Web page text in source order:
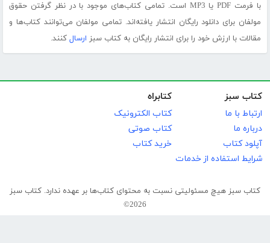
با فرمت PDF یا MP3 است. تمامی کتاب‌های موجود با در نظر گرفتن حقوق
مولفان برای دانلود رایگان انتشار یافته‌اند. تمامی مولفان می‌توانند کتاب‌ها و
مقالات با ارزش خود را برای انتشار رایگان به کتاب سبز ارسال کنند.
کتاب سبز
ارتباط با ما
درباره ما
آپلود کتاب
شرایط استفاده از خدمات
کتابراه
کتاب الکترونیک
کتاب صوتی
خرید کتاب
کتاب سبز هیچ مسئولیتی نسبت به محتوای کتاب‌ها بر عهده ندارد. کتاب سبز
2026©